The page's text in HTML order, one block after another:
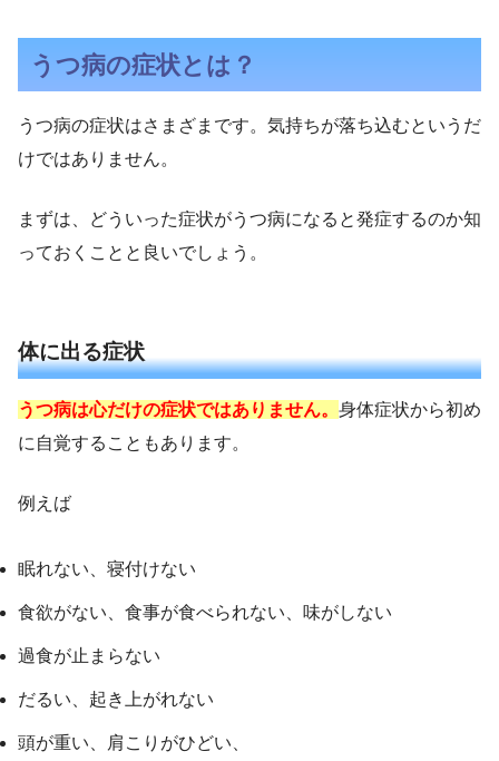
うつ病の症状とは？
うつ病の症状はさまざまです。気持ちが落ち込むというだ
けではありません。
まずは、どういった症状がうつ病になると発症するのか知
っておくことと良いでしょう。
体に出る症状
うつ病は心だけの症状ではありません。 身体症状から初め
に自覚することもあります。
例えば
眠れない、寝付けない
食欲がない、食事が食べられない、味がしない
過食が止まらない
だるい、起き上がれない
頭が重い、肩こりがひどい、